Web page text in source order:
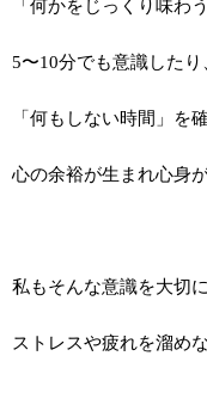
「何かをじっくり味わ
5〜10分でも意識したり
「何もしない時間」を
心の余裕が生まれ心身
私もそんな意識を大切に
ストレスや疲れを溜め